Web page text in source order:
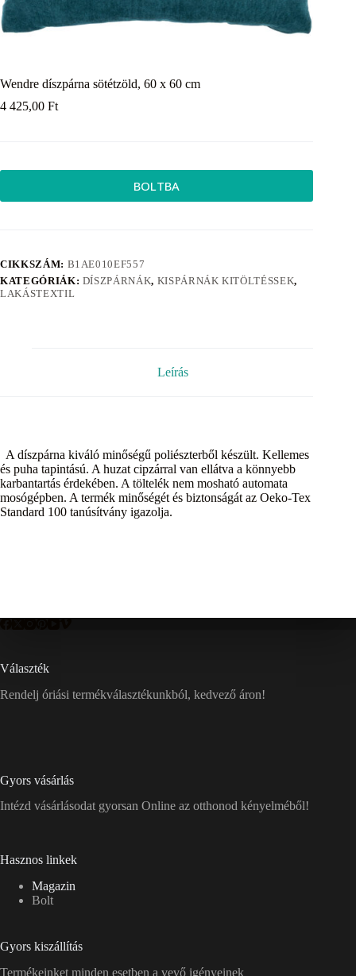
Wendre díszpárna sötétzöld, 60 x 60 cm
4 425,00 Ft
BOLTBA
CIKKSZÁM: B1AE010EF557
KATEGÓRIÁK: DÍSZPÁRNÁK, KISPÁRNÁK KITÖLTÉSSEK,
LAKÁSTEXTIL
Leírás
A díszpárna kiváló minőségű poliészterből készült. Kellemes
és puha tapintású. A huzat cipzárral van ellátva a könnyebb
karbantartás érdekében. A töltelék nem mosható automata
mosógépben. A termék minőségét és biztonságát az Oeko-Tex
Standard 100 tanúsítvány igazolja.
Választék
Rendelj óriási termékválasztékunkból, kedvező áron!
Gyors vásárlás
Intézd vásárlásodat gyorsan Online az otthonod kényelméből!
Hasznos linkek
Magazin
Bolt
Gyors kiszállítás
Termékeinket minden esetben a vevő igényeinek